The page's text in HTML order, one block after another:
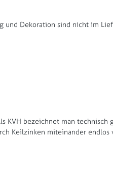
und Dekoration sind nicht im
KVH bezeichnet man
Keilzinken miteinander